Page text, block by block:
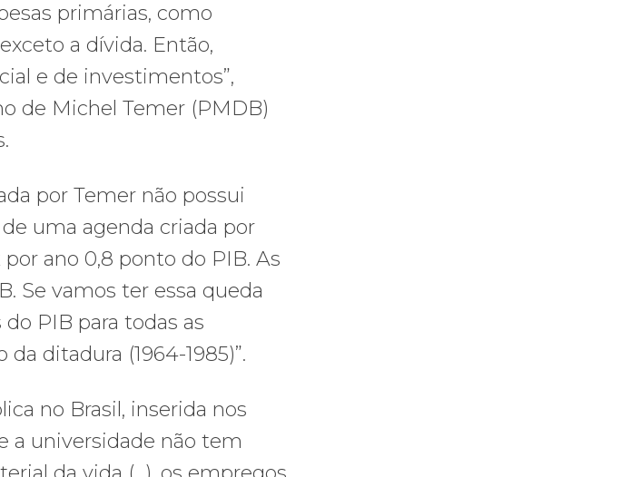
primárias, como
a dívida. Então,
e de investimentos”,
de Michel Temer (PMDB)
por Temer não possui
uma agenda criada por
ano 0,8 ponto do PIB. As
Se vamos ter essa queda
PIB para todas as
ditadura (1964-1985)”.
no Brasil, inserida nos
a universidade não tem